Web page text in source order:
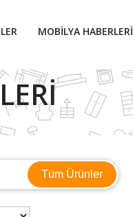
MOBILYA HABERLERI
Tüm Ürünler